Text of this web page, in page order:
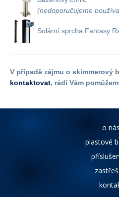
(nedoporučujeme
Solární sprcha Fantasy
V případě zájmu o skimmerový
kontaktovat, rádi Vám
o
plastové